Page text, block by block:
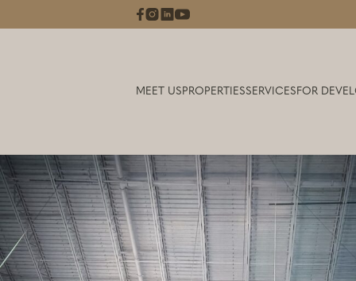
MEET US PROPERTIESSERVICES FOR